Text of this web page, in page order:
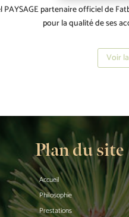
PAYSAGE partenaire officiel de
pour la qualité de ses
Voir
Plan du site
Accueil
Philosophie
Prestations